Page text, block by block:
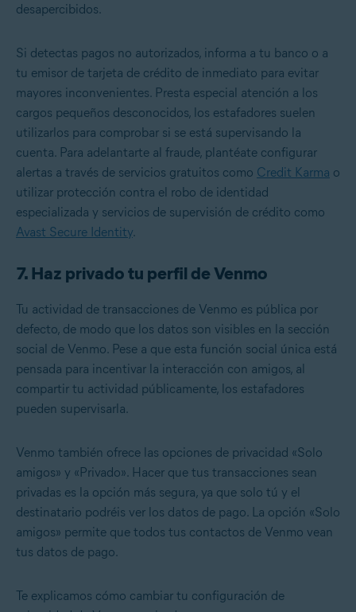
desapercibidos.
Si detectas pagos no autorizados, informa a tu banco o a
tu emisor de tarjeta de crédito de inmediato para evitar
mayores inconvenientes. Presta especial atención a los
cargos pequeños desconocidos, los estafadores suelen
utilizarlos para comprobar si se está supervisando la
cuenta. Para adelantarte al fraude, plantéate configurar
alertas a través de servicios gratuitos como Credit Karma o
utilizar protección contra el robo de identidad
especializada y servicios de supervisión de crédito como
Avast Secure Identity.
7. Haz privado tu perfil de Venmo
Tu actividad de transacciones de Venmo es pública por
defecto, de modo que los datos son visibles en la sección
social de Venmo. Pese a que esta función social única está
pensada para incentivar la interacción con amigos, al
compartir tu actividad públicamente, los estafadores
pueden supervisarla.
Venmo también ofrece las opciones de privacidad «Solo
amigos» y «Privado». Hacer que tus transacciones sean
privadas es la opción más segura, ya que solo tú y el
destinatario podréis ver los datos de pago. La opción «Solo
amigos» permite que todos tus contactos de Venmo vean
tus datos de pago.
Te explicamos cómo cambiar tu configuración de